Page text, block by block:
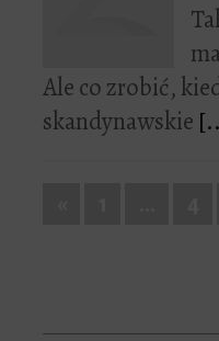
Ale co zrobić,
skandynawskie